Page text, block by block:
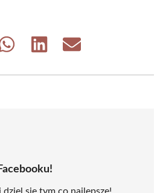
Share
Share
Share